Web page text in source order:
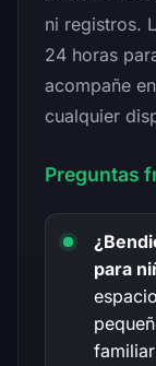
ni registros.
24 horas
acompañe
cualquier
Preguntas
para